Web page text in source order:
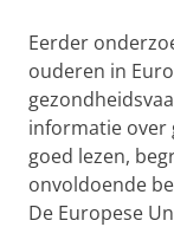
Eerder
ouderen in
informatie over
goed lezen,
onvoldoende
De Europese